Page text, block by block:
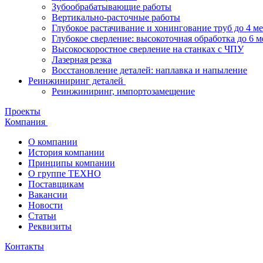
Зубообрабатывающие работы
Вертикально-расточные работы
Глубокое растачивание и хонингование труб до 4
Глубокое сверление: высокоточная обработка до 6
Высокоскоростное сверление на станках с ЧПУ
Лазерная резка
Восстановление деталей: наплавка и напыление
Реинжиниринг деталей
Реинжиниринг, импортозамещение
Проекты
Компания
О компании
История компании
Принципы компании
О группе ТЕХНО
Поставщикам
Вакансии
Новости
Статьи
Реквизиты
Контакты